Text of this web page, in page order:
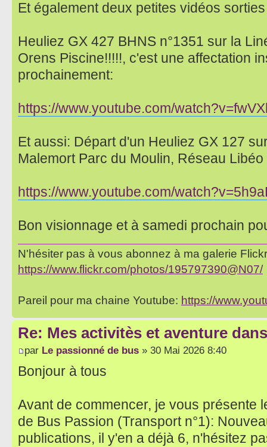
Et également deux petites vidéos
Heuliez GX 427 BHNS n°1351 sur la
Orens Piscine!!!!!, c'est une affectation
prochainement:
https://www.youtube.com/
Et aussi: Départ d'un Heuliez GX 127
Malemort Parc du Moulin, Réseau
https://www.youtube.com/
Bon visionnage et à samedi prochain
N'hésiter pas à vous abonnez à ma galerie
https://www.flickr.com/photos/195797390@N07/
Pareil pour ma chaine Youtube: https://
Re: Mes activitès et aventure
par Le passionné de bus » 30 Mai 2026 8:40
Bonjour à tous
Avant de commencer, je vous présente
de Bus Passion (Transport n°1):
publications, il y'en a déjà 6, n'hésitez